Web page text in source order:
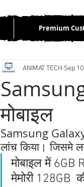
Computer &
मोबाइल
ANIMAT TECH Sep
Samsung Galaxy
लांच किया। जिसमे
मोबाइल में 6GB
मेमोरी 128GB
Premium